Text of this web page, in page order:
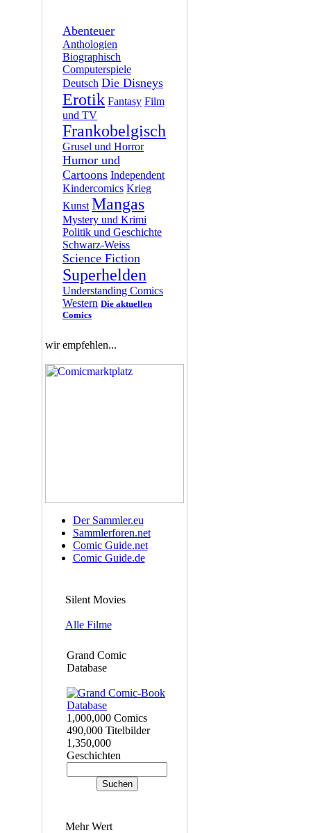
Abenteuer
Anthologien
Biographisch
Computerspiele
Deutsch Die Disneys
Erotik Fantasy Film
und TV
Frankobelgisch
Grusel und Horror
Humor und
Cartoons Independent
Kindercomics Krieg
Kunst Mangas
Mystery und Krimi
Politik und Geschichte
Schwarz-Weiss
Science Fiction
Superhelden
Understanding Comics
Western Die aktuellen
Comics
wir empfehlen...
Der Sammler.eu
Sammlerforen.net
Comic Guide.net
Comic Guide.de
Silent Movies
Alle Filme
Grand Comic
Database
1,000,000 Comics
490,000 Titelbilder
1,350,000
Geschichten
Mehr Wert